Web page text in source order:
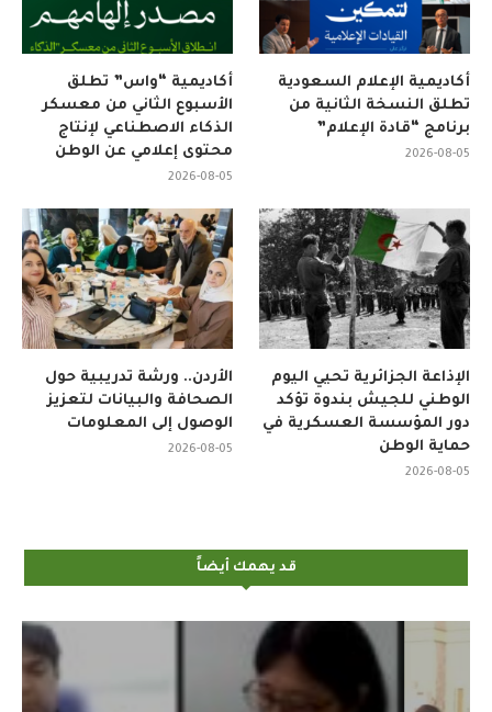
أكاديمية “واس” تطلق
الأسبوع الثاني من معسكر
الذكاء الاصطناعي لإنتاج
محتوى إعلامي عن الوطن
2026-08-05
أكاديمية الإعلام السعودية
تطلق النسخة الثانية من
برنامج “قادة الإعلام”
2026-08-05
الأردن.. ورشة تدريبية حول
الصحافة والبيانات لتعزيز
الوصول إلى المعلومات
2026-08-05
الإذاعة الجزائرية تحيي اليوم
الوطني للجيش بندوة تؤكد
دور المؤسسة العسكرية في
حماية الوطن
2026-08-05
قد يهمك أيضاً